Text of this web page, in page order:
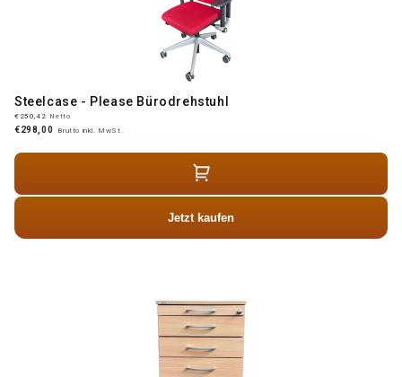
Steelcase - Please Bürodrehstuhl
€250,42 Netto
€298,00 Brutto inkl. MwSt.
Jetzt kaufen